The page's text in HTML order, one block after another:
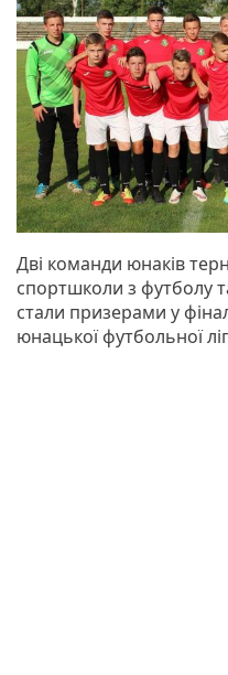
Дві команди юнаків
спортшколи з футболу
стали призерами у
юнацької футбольної